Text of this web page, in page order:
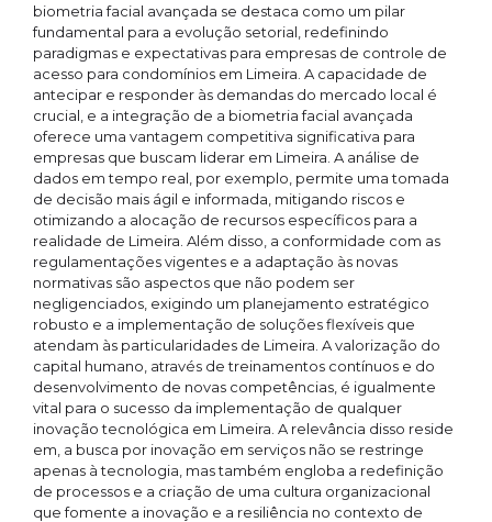
biometria facial avançada se destaca como um pilar
fundamental para a evolução setorial, redefinindo
paradigmas e expectativas para empresas de controle de
acesso para condomínios em Limeira. A capacidade de
antecipar e responder às demandas do mercado local é
crucial, e a integração de a biometria facial avançada
oferece uma vantagem competitiva significativa para
empresas que buscam liderar em Limeira. A análise de
dados em tempo real, por exemplo, permite uma tomada
de decisão mais ágil e informada, mitigando riscos e
otimizando a alocação de recursos específicos para a
realidade de Limeira. Além disso, a conformidade com as
regulamentações vigentes e a adaptação às novas
normativas são aspectos que não podem ser
negligenciados, exigindo um planejamento estratégico
robusto e a implementação de soluções flexíveis que
atendam às particularidades de Limeira. A valorização do
capital humano, através de treinamentos contínuos e do
desenvolvimento de novas competências, é igualmente
vital para o sucesso da implementação de qualquer
inovação tecnológica em Limeira. A relevância disso reside
em, a busca por inovação em serviços não se restringe
apenas à tecnologia, mas também engloba a redefinição
de processos e a criação de uma cultura organizacional
que fomente a inovação e a resiliência no contexto de